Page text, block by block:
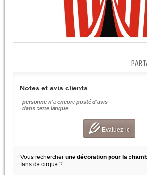
Notes et avis clients
personne n'a encore posté d'avis
dans cette langue
Evaluez-le
Vous rechercher une décoration pour la
fans de cirque ?